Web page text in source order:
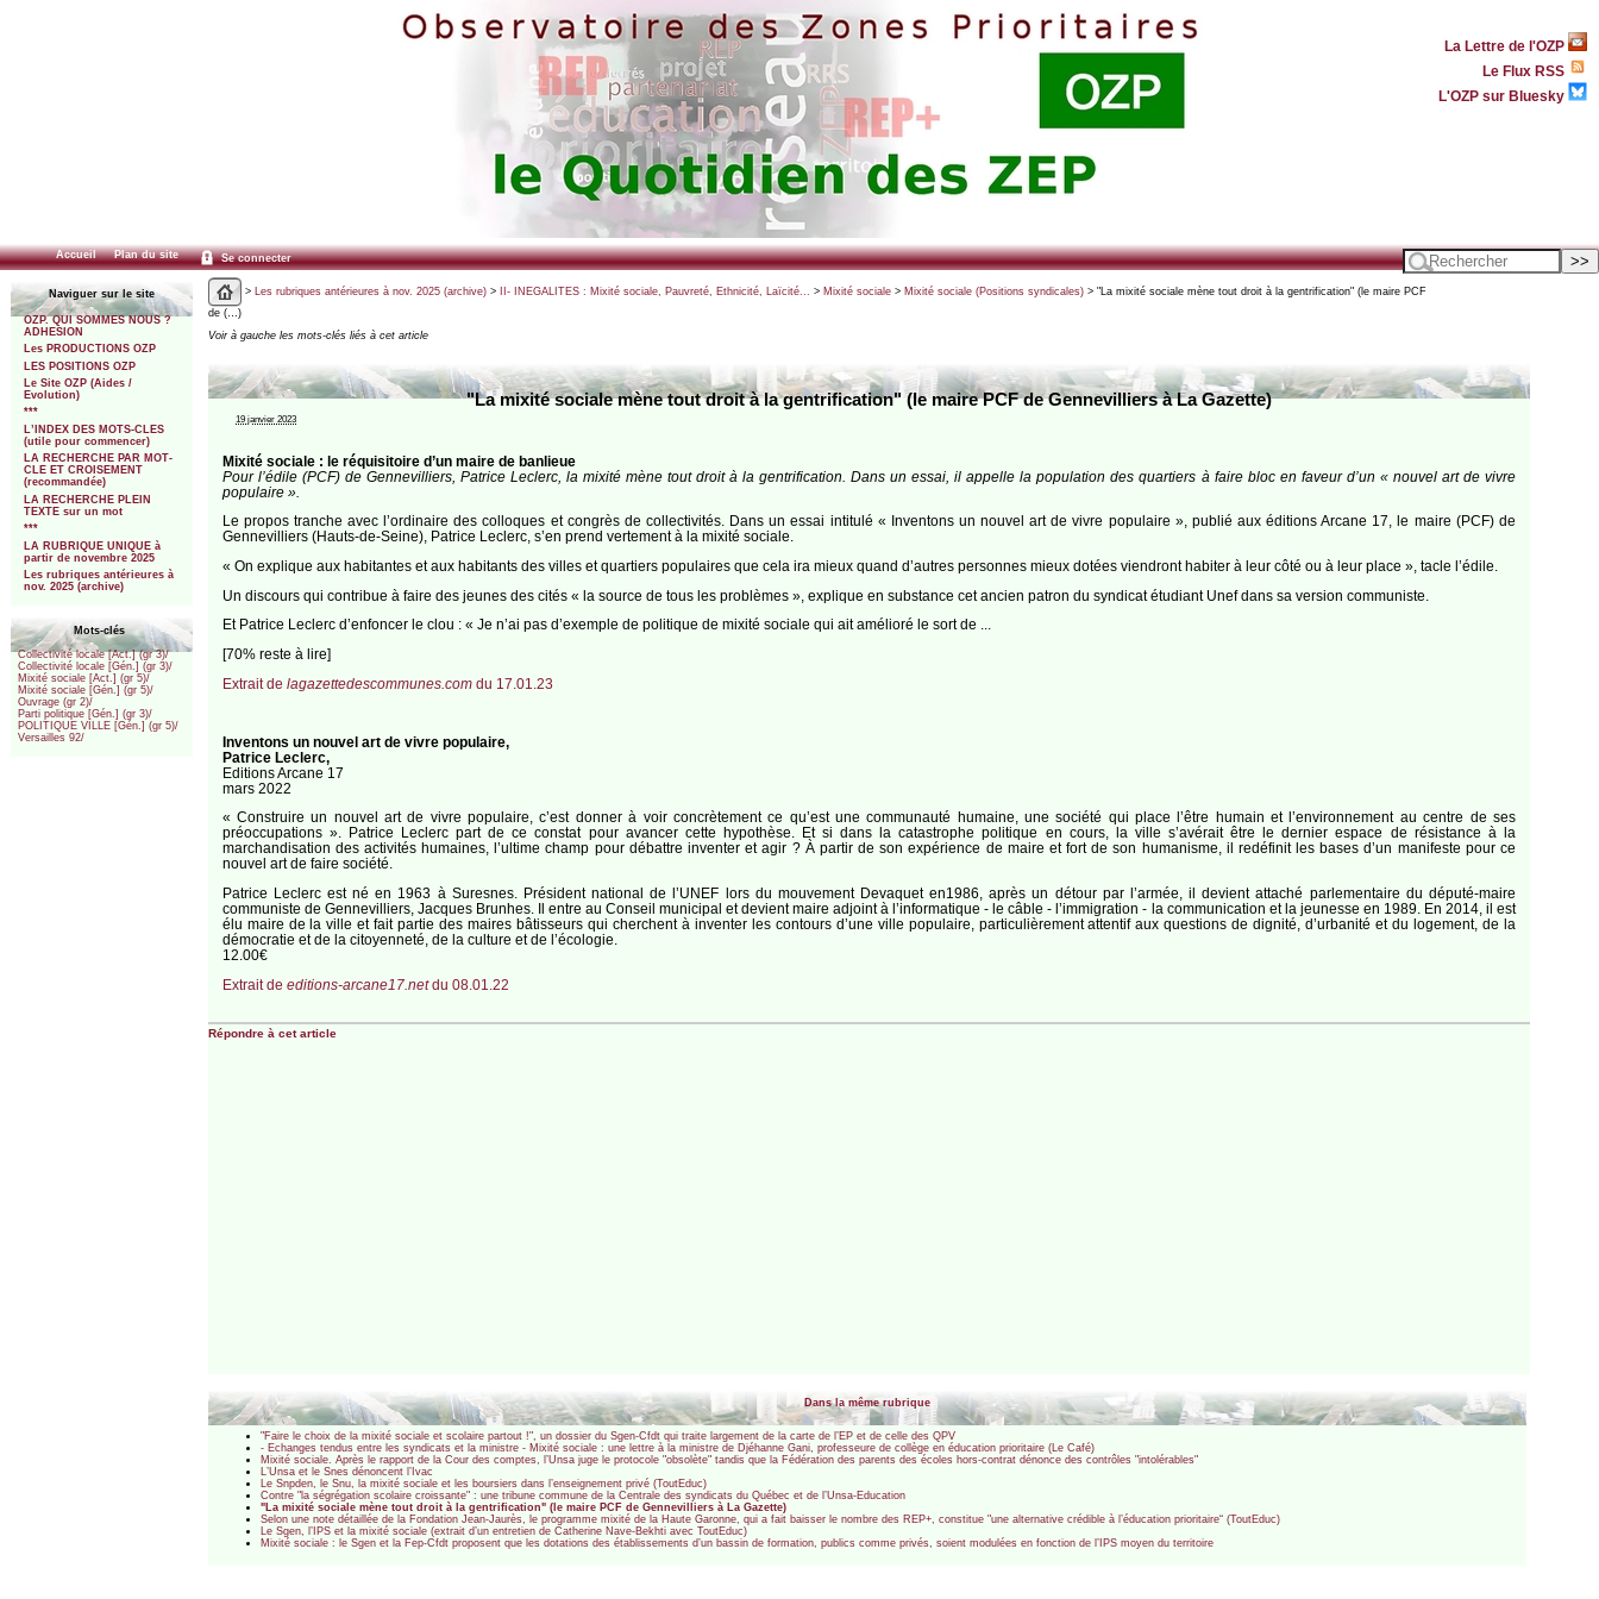
La Lettre de l'OZP
Le Flux RSS
L'OZP sur Bluesky
Accueil Plan du site Se connecter
Naviguer sur le site
OZP. QUI SOMMES NOUS ?
ADHESION
Les PRODUCTIONS OZP
LES POSITIONS OZP
Le Site OZP (Aides /
Evolution)
***
L’INDEX DES MOTS-CLES
(utile pour commencer)
LA RECHERCHE PAR MOT-
CLE ET CROISEMENT
(recommandée)
LA RECHERCHE PLEIN
TEXTE sur un mot
***
LA RUBRIQUE UNIQUE à
partir de novembre 2025
Les rubriques antérieures à
nov. 2025 (archive)
Mots-clés
Collectivité locale [Act.] (gr 3)/
Collectivité locale [Gén.] (gr 3)/
Mixité sociale [Act.] (gr 5)/
Mixité sociale [Gén.] (gr 5)/
Ouvrage (gr 2)/
Parti politique [Gén.] (gr 3)/
POLITIQUE VILLE [Gén.] (gr 5)/
Versailles 92/
> Les rubriques antérieures à nov. 2025 (archive)> II- INEGALITES : Mixité sociale, Pauvreté, Ethnicité, Laïcité... > Mixité sociale> Mixité sociale (Positions syndicales)> "La mixité sociale mène tout droit à la gentrification" (le maire PCF
de (…)
Voir à gauche les mots-clés liés à cet article
"La mixité sociale mène tout droit à la gentrification" (le maire PCF de Gennevilliers à La Gazette)
19 janvier 2023
Mixité sociale : le réquisitoire d’un maire de banlieue
Pour l’édile (PCF) de Gennevilliers, Patrice Leclerc, la mixité mène tout droit à la gentrification. Dans un essai, il appelle la population des quartiers à faire bloc en faveur d’un « nouvel art de vivre
populaire ».
Le propos tranche avec l’ordinaire des colloques et congrès de collectivités. Dans un essai intitulé « Inventons un nouvel art de vivre populaire », publié aux éditions Arcane 17, le maire (PCF) de
Gennevilliers (Hauts-de-Seine), Patrice Leclerc, s’en prend vertement à la mixité sociale.
« On explique aux habitantes et aux habitants des villes et quartiers populaires que cela ira mieux quand d’autres personnes mieux dotées viendront habiter à leur côté ou à leur place », tacle l’édile.
Un discours qui contribue à faire des jeunes des cités « la source de tous les problèmes », explique en substance cet ancien patron du syndicat étudiant Unef dans sa version communiste.
Et Patrice Leclerc d’enfoncer le clou : « Je n’ai pas d’exemple de politique de mixité sociale qui ait amélioré le sort de ...
[70% reste à lire]
Extrait de lagazettedescommunes.comdu 17.01.23
Inventons un nouvel art de vivre populaire,
Patrice Leclerc,
Editions Arcane 17
mars 2022
« Construire un nouvel art de vivre populaire, c’est donner à voir concrètement ce qu’est une communauté humaine, une société qui place l’être humain et l’environnement au centre de ses
préoccupations ». Patrice Leclerc part de ce constat pour avancer cette hypothèse. Et si dans la catastrophe politique en cours, la ville s’avérait être le dernier espace de résistance à la
marchandisation des activités humaines, l’ultime champ pour débattre inventer et agir ? À partir de son expérience de maire et fort de son humanisme, il redéfinit les bases d’un manifeste pour ce
nouvel art de faire société.
Patrice Leclerc est né en 1963 à Suresnes. Président national de l’UNEF lors du mouvement Devaquet en1986, après un détour par l’armée, il devient attaché parlementaire du député-maire
communiste de Gennevilliers, Jacques Brunhes. Il entre au Conseil municipal et devient maire adjoint à l’informatique - le câble - l’immigration - la communication et la jeunesse en 1989. En 2014, il est
élu maire de la ville et fait partie des maires bâtisseurs qui cherchent à inventer les contours d’une ville populaire, particulièrement attentif aux questions de dignité, d’urbanité et du logement, de la
démocratie et de la citoyenneté, de la culture et de l’écologie.
12.00€
Extrait de editions-arcane17.netdu 08.01.22
Répondre à cet article
Dans la même rubrique
"Faire le choix de la mixité sociale et scolaire partout !", un dossier du Sgen-Cfdt qui traite largement de la carte de l’EP et de celle des QPV
- Echanges tendus entre les syndicats et la ministre - Mixité sociale : une lettre à la ministre de Djéhanne Gani, professeure de collège en éducation prioritaire (Le Café)
Mixité sociale. Après le rapport de la Cour des comptes, l’Unsa juge le protocole "obsolète" tandis que la Fédération des parents des écoles hors-contrat dénonce des contrôles "intolérables"
L’Unsa et le Snes dénoncent l’Ivac
Le Snpden, le Snu, la mixité sociale et les boursiers dans l’enseignement privé (ToutEduc)
Contre "la ségrégation scolaire croissante" : une tribune commune de la Centrale des syndicats du Québec et de l’Unsa-Education
"La mixité sociale mène tout droit à la gentrification" (le maire PCF de Gennevilliers à La Gazette)
Selon une note détaillée de la Fondation Jean-Jaurès, le programme mixité de la Haute Garonne, qui a fait baisser le nombre des REP+, constitue "une alternative crédible à l’éducation prioritaire“ (ToutEduc)
Le Sgen, l’IPS et la mixité sociale (extrait d’un entretien de Catherine Nave-Bekhti avec ToutEduc)
Mixité sociale : le Sgen et la Fep-Cfdt proposent que les dotations des établissements d’un bassin de formation, publics comme privés, soient modulées en fonction de l’IPS moyen du territoire